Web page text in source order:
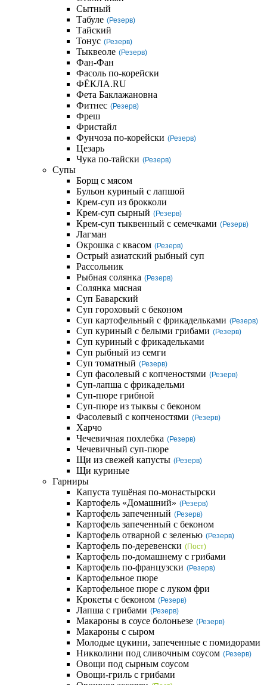
Сытный
Табуле (Резерв)
Тайский
Тонус (Резерв)
Тыквеоле (Резерв)
Фан-Фан
Фасоль по-корейски
ФЁКЛА.RU
Фета Баклажановна
Фитнес (Резерв)
Фреш
Фристайл
Фунчоза по-корейски (Резерв)
Цезарь
Чука по-тайски (Резерв)
Супы
Борщ с мясом
Бульон куриный с лапшой
Крем-суп из брокколи
Крем-суп сырный (Резерв)
Крем-суп тыквенный с семечками (Резерв)
Лагман
Окрошка с квасом (Резерв)
Острый азиатский рыбный суп
Рассольник
Рыбная солянка (Резерв)
Солянка мясная
Суп Баварский
Суп гороховый с беконом
Суп картофельный с фрикадельками (Резерв)
Суп куриный с белыми грибами (Резерв)
Суп куриный с фрикадельками
Суп рыбный из семги
Суп томатный (Резерв)
Суп фасолевый с копченостями (Резерв)
Суп-лапша с фрикадельми
Суп-пюре грибной
Суп-пюре из тыквы с беконом
Фасолевый с копченостями (Резерв)
Харчо
Чечевичная похлебка (Резерв)
Чечевичный суп-пюре
Щи из свежей капусты (Резерв)
Щи куриные
Гарниры
Капуста тушёная по-монастырски
Картофель «Домашний» (Резерв)
Картофель запеченный (Резерв)
Картофель запеченный с беконом
Картофель отварной с зеленью (Резерв)
Картофель по-деревенски (Пост)
Картофель по-домашнему с грибами
Картофель по-французски (Резерв)
Картофельное пюре
Картофельное пюре с луком фри
Крокеты с беконом (Резерв)
Лапша с грибами (Резерв)
Макароны в соусе болоньезе (Резерв)
Макароны с сыром
Молодые цукини, запеченные с помидорами
Никколини под сливочным соусом (Резерв)
Овощи под сырным соусом
Овощи-гриль с грибами